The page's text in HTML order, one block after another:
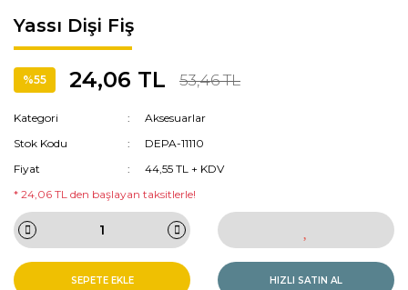
Yassı Dişi Fiş
%55 24,06 TL 53,46 TL
Kategori
Aksesuarlar
Stok Kodu
DEPA-11110
Fiyat
44,55 TL + KDV
* 24,06 TL den başlayan taksitlerle!
SEPETE EKLE HIZLI SATIN AL